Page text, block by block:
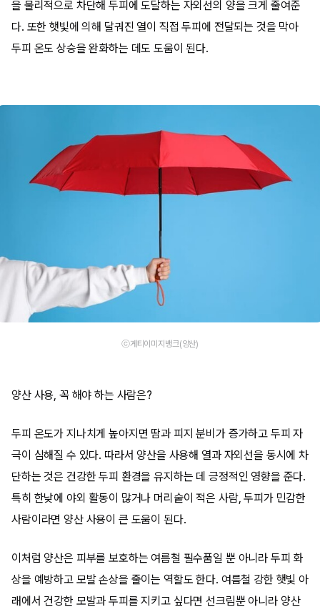
을 물리적으로 차단해 두피에 도달하는 자외선의 양을 크게 줄여준
다. 또한 햇빛에 의해 달궈진 열이 직접 두피에 전달되는 것을 막아
두피 온도 상승을 완화하는 데도 도움이 된다.
ⓒ게티이미지뱅크(양산)
양산 사용, 꼭 해야 하는 사람은?
두피 온도가 지나치게 높아지면 땀과 피지 분비가 증가하고 두피 자
극이 심해질 수 있다. 따라서 양산을 사용해 열과 자외선을 동시에 차
단하는 것은 건강한 두피 환경을 유지하는 데 긍정적인 영향을 준다.
특히 한낮에 야외 활동이 많거나 머리숱이 적은 사람, 두피가 민감한
사람이라면 양산 사용이 큰 도움이 된다.
이처럼 양산은 피부를 보호하는 여름철 필수품일 뿐 아니라 두피 화
상을 예방하고 모발 손상을 줄이는 역할도 한다. 여름철 강한 햇빛 아
래에서 건강한 모발과 두피를 지키고 싶다면 선크림뿐 아니라 양산